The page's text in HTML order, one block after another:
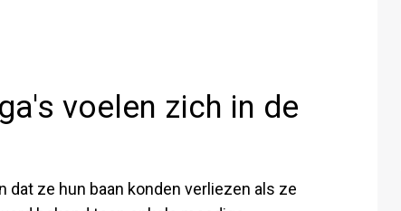
voelen zich in de
dat ze hun baan konden verliezen als ze